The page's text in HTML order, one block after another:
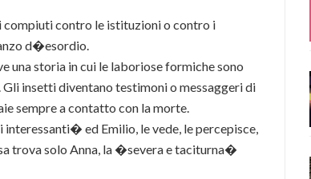
compiuti contro le istituzioni o contro i
d�esordio.
una storia in cui le laboriose formiche sono
insetti diventano testimoni o messaggeri di
sempre a contatto con la morte.
ed Emilio, le vede, le percepisce,
trova solo Anna, la �severa e taciturna�